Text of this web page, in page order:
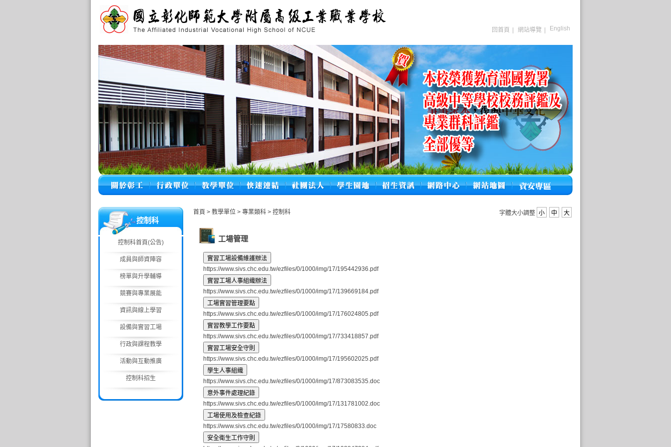
回首頁 網站導覽 English
控制科
控制科首頁(公告)
成員與師資陣容
榜單與升學輔導
競賽與專業展能
資訊與線上學習
設備與實習工場
行政與課程教學
活動與互動推廣
控制科招生
首頁 > 教學單位 > 專業類科 > 控制科 字體大小調整 小 中 大
工場管理
https://www.sivs.chc.edu.tw/ezfiles/0/1000/img/17/195442936.pdf
https://www.sivs.chc.edu.tw/ezfiles/0/1000/img/17/139669184.pdf
https://www.sivs.chc.edu.tw/ezfiles/0/1000/img/17/176024805.pdf
https://www.sivs.chc.edu.tw/ezfiles/0/1000/img/17/733418857.pdf
https://www.sivs.chc.edu.tw/ezfiles/0/1000/img/17/195602025.pdf
https://www.sivs.chc.edu.tw/ezfiles/0/1000/img/17/873083535.doc
https://www.sivs.chc.edu.tw/ezfiles/0/1000/img/17/131781002.doc
https://www.sivs.chc.edu.tw/ezfiles/0/1000/img/17/17580833.doc